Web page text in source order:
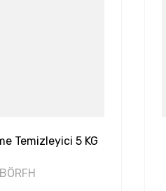
Temizleyici 5 KG
BÖRFH